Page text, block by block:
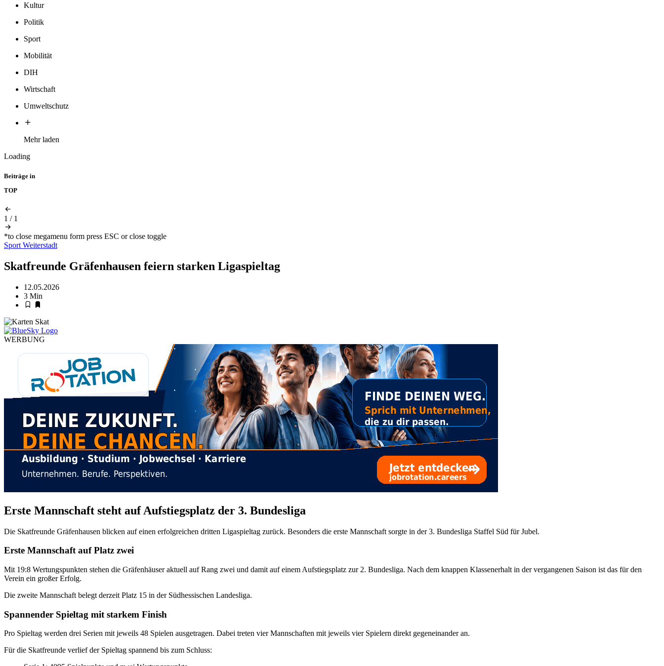
Kultur
Politik
Sport
Mobilität
DIH
Wirtschaft
Umweltschutz
Mehr laden
Loading
Beiträge in
TOP
1 / 1
*to close megamenu form press ESC or close toggle
Sport Weiterstadt
Skatfreunde Gräfenhausen feiern starken Ligaspieltag
12.05.2026
3 Min
WERBUNG
Erste Mannschaft steht auf Aufstiegsplatz der 3. Bundesliga
Die Skatfreunde Gräfenhausen blicken auf einen erfolgreichen dritten Ligaspieltag zurück. Besonders die erste Mannschaft sorgte in der 3. Bundesliga Staffel Süd für Jubel.
Erste Mannschaft auf Platz zwei
Mit 19:8 Wertungspunkten stehen die Gräfenhäuser aktuell auf Rang zwei und damit auf einem Aufstiegsplatz zur 2. Bundesliga. Nach dem knappen Klassenerhalt in der vergangenen Saison ist das für den
Verein ein großer Erfolg.
Die zweite Mannschaft belegt derzeit Platz 15 in der Südhessischen Landesliga.
Spannender Spieltag mit starkem Finish
Pro Spieltag werden drei Serien mit jeweils 48 Spielen ausgetragen. Dabei treten vier Mannschaften mit jeweils vier Spielern direkt gegeneinander an.
Für die Skatfreunde verlief der Spieltag spannend bis zum Schluss: